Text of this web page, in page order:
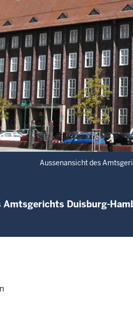
Aussenansicht des
Duisburg-